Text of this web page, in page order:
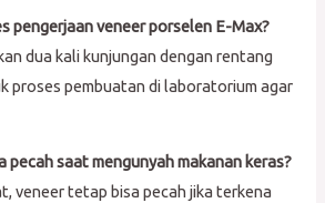
pengerjaan veneer porselen E-Max?
dua kali kunjungan dengan rentang
proses pembuatan di laboratorium agar
pecah saat mengunyah makanan keras?
veneer tetap bisa pecah jika terkena